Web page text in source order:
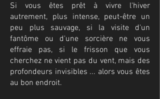
Si vous êtes prêt à vivre l'hiver
autrement, plus intense, peut-être un
peu plus sauvage, si la visite d'un
fantôme ou d'une sorcière ne vous
effraie pas, si le frisson que vous
cherchez ne vient pas du vent, mais des
profondeurs invisibles ... alors vous êtes
au bon endroit.